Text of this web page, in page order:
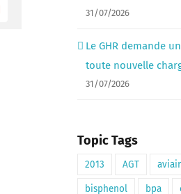
31/07/2026
Le GHR demande
toute nouvelle
31/07/2026
Topic Tags
2013 AGT
bisphenol bpa